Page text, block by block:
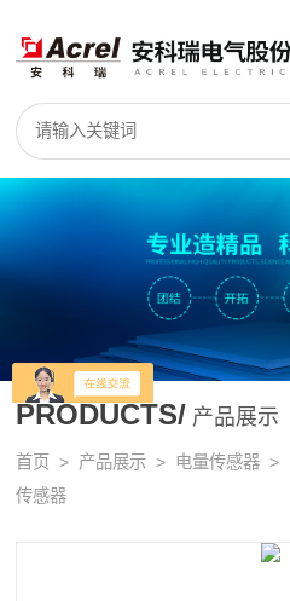
PRODUCTS/ 产品展示
首页 > 产品展示 > 电量传感器 >
传感器